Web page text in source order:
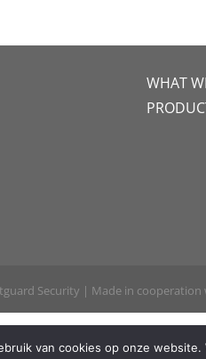
WHAT
Security | Made in cooperation
van cookies op onze